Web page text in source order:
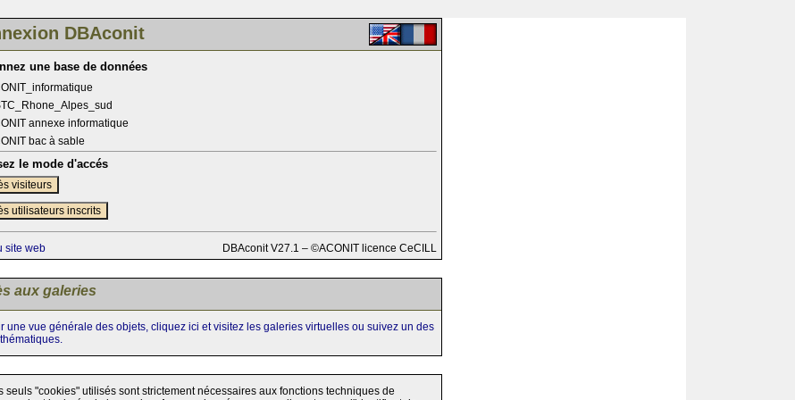
DBAconit
une base de données
annexe informatique
bac à sable
le mode d'accés
visiteurs
utilisateurs inscrits
site web DBAconit V27.1 – ©ACONIT licence CeCILL
aux galeries
une vue générale des objets, cliquez ici et visitez les galeries virtuelles ou suivez un des
seuls "cookies" utilisés sont strictement nécessaires aux fonctions techniques de